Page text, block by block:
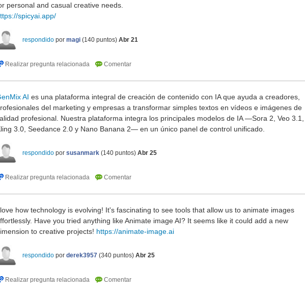
personal and casual creative needs.
spicyai.app/
respondido por magi (140 puntos) Abr 21
AI es una plataforma integral de creación de contenido con IA que ayuda a creadores,
del marketing y empresas a transformar simples textos en vídeos e imágenes de
profesional. Nuestra plataforma integra los principales modelos de IA —Sora 2, Veo 3.1,
3.0, Seedance 2.0 y Nano Banana 2— en un único panel de control unificado.
respondido por susanmark (140 puntos) Abr 25
how technology is evolving! It's fascinating to see tools that allow us to animate images
Have you tried anything like Animate image AI? It seems like it could add a new
to creative projects! https://animate-image.ai
respondido por derek3957 (340 puntos) Abr 25